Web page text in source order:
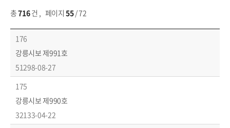
총716건 , 페이지55/ 72
176
강릉시보 제991호
51298-08-27
175
강릉시보 제990호
32133-04-22